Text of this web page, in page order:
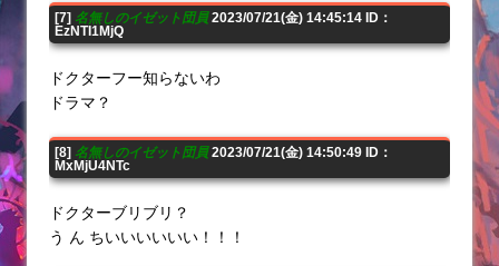
[7] 名無しのイゼット団員2023/07/21(金) 14:45:14 ID：
EzNTI1MjQ
ドクターフー知らないわ
ドラマ？
[8] 名無しのイゼット団員2023/07/21(金) 14:50:49 ID：
MxMjU4NTc
ドクターブリブリ？
う ん ちいいいいいい！！！